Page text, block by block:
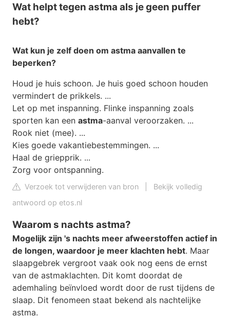
Wat helpt tegen astma als je geen puffer
hebt?
Wat kun je zelf doen om astma aanvallen te
beperken?
Houd je huis schoon. Je huis goed schoon houden
vermindert de prikkels. ...
Let op met inspanning. Flinke inspanning zoals
sporten kan een astma-aanval veroorzaken. ...
Rook niet (mee). ...
Kies goede vakantiebestemmingen. ...
Haal de griepprik. ...
Zorg voor ontspanning.
Verzoek tot verwijderen van bron
Bekijk volledig
antwoord op etos.nl
Waarom s nachts astma?
Mogelijk zijn 's nachts meer afweerstoffen actief in
de longen, waardoor je meer klachten hebt. Maar
slaapgebrek vergroot vaak ook nog eens de ernst
van de astmaklachten. Dit komt doordat de
ademhaling beïnvloed wordt door de rust tijdens de
slaap. Dit fenomeen staat bekend als nachtelijke
astma.